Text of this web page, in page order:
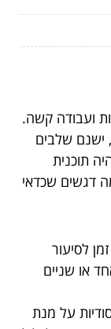
ועבודה קשה.
ישנם שלבים
תוכנית
דגשים שכדאי
לסיעור
או שניים
על מנת